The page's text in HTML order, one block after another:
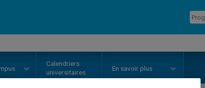
Calendriers
universitaires
En savoir plus